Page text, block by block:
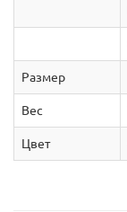
Размер
Вес
Цвет